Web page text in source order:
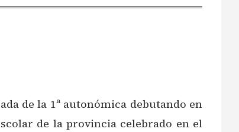
de la 1ª autonómica debutando en
de la provincia celebrado en el